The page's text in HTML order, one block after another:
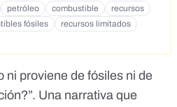
petróleo combustible
recursos
fósiles
recursos limitados
ni proviene de fósiles ni de
Una narrativa que